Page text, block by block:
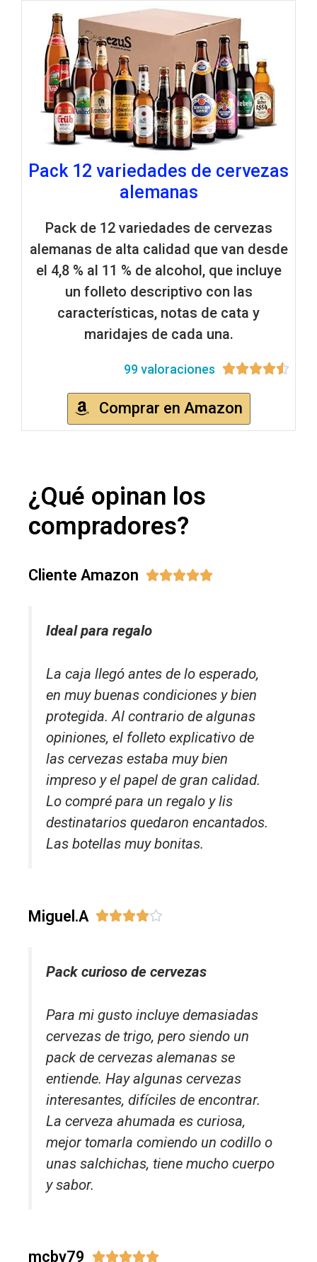
Pack 12 variedades de cervezas
alemanas
Pack de 12 variedades de cervezas
alemanas de alta calidad que van desde
el 4,8 % al 11 % de alcohol, que incluye
un folleto descriptivo con las
características, notas de cata y
maridajes de cada una.
99 valoraciones 
Comprar en Amazon
¿Qué opinan los
compradores?
Cliente Amazon 
Ideal para regalo
La caja llegó antes de lo esperado,
en muy buenas condiciones y bien
protegida. Al contrario de algunas
opiniones, el folleto explicativo de
las cervezas estaba muy bien
impreso y el papel de gran calidad.
Lo compré para un regalo y lis
destinatarios quedaron encantados.
Las botellas muy bonitas.
Miguel.A 
Pack curioso de cervezas
Para mi gusto incluye demasiadas
cervezas de trigo, pero siendo un
pack de cervezas alemanas se
entiende. Hay algunas cervezas
interesantes, difíciles de encontrar.
La cerveza ahumada es curiosa,
mejor tomarla comiendo un codillo o
unas salchichas, tiene mucho cuerpo
y sabor.
mcbv79 